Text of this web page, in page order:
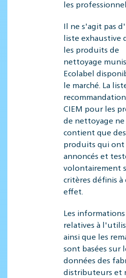
les
Il ne s'agit pas
liste exhaustive
les produits de
nettoyage
Ecolabel
le marché. La
CIEM pour les
de nettoyage ne
contient que des
produits qui ont
annoncés et
volontairement
critères définis à
effet.
Les informations
relatives à
ainsi que les
sont basées sur
données des
distributeurs et